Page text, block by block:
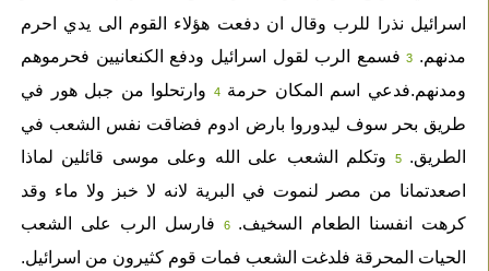
اسرائيل نذرا للرب وقال ان دفعت هؤلاء القوم الى يدي احرم
مدنهم. 3فسمع الرب لقول اسرائيل ودفع الكنعانيين فحرموهم
ومدنهم.فدعي اسم المكان حرمة 4وارتحلوا من جبل هور في
طريق بحر سوف ليدوروا بارض ادوم فضاقت نفس الشعب في
الطريق.
5وتكلم الشعب على الله وعلى موسى قائلين لماذا
اصعدتمانا من مصر لنموت في البرية لانه لا خبز ولا ماء وقد
كرهت انفسنا الطعام السخيف.
6فارسل الرب على الشعب
الحيات المحرقة فلدغت الشعب فمات قوم كثيرون من اسرائيل.